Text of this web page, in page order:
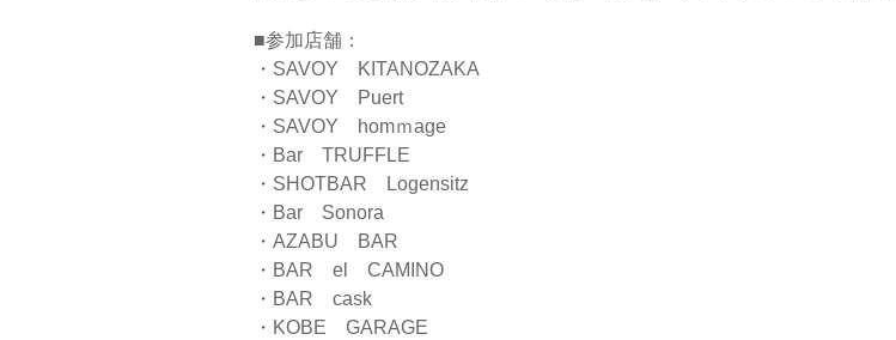
■参加店舗：
・SAVOY KITANOZAKA
・SAVOY Puert
・SAVOY homｍage
・Bar TRUFFLE
・SHOTBAR Logensitz
・Bar Sonora
・AZABU BAR
・BAR el CAMINO
・BAR cask
・KOBE GARAGE